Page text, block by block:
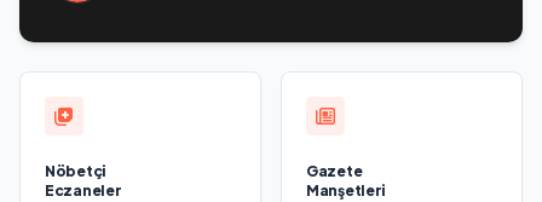
Nöbetçi
Eczaneler
Gazete
Manşetleri